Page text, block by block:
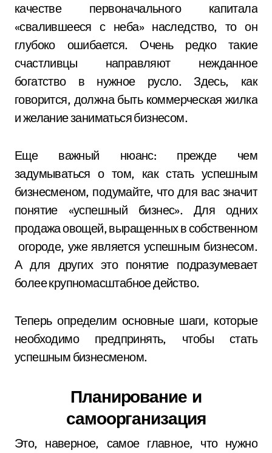
качестве первоначального капитала
«свалившееся с неба» наследство, то он
глубоко ошибается. Очень редко такие
счастливцы направляют нежданное
богатство в нужное русло. Здесь, как
говорится, должна быть коммерческая жилка
и желание заниматься бизнесом.
Еще важный нюанс: прежде чем
задумываться о том, как стать успешным
бизнесменом, подумайте, что для вас значит
понятие «успешный бизнес». Для одних
продажа овощей, выращенных в собственном
огороде, уже является успешным бизнесом.
А для других это понятие подразумевает
более крупномасштабное действо.
Теперь определим основные шаги, которые
необходимо предпринять, чтобы стать
успешным бизнесменом.
Планирование и
самоорганизация
Это, наверное, самое главное, что нужно